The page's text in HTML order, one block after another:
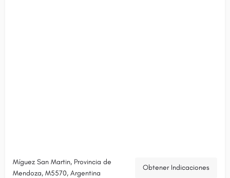
Míguez San Martin, Provincia de
Mendoza, M5570, Argentina
Obtener Indicaciones